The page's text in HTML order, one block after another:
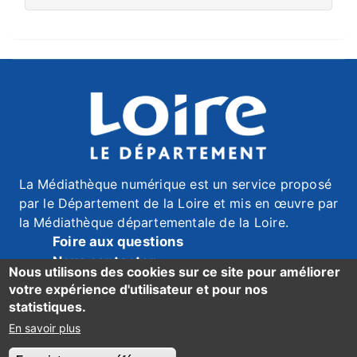
La Médiathèque numérique est un service proposé
par le Département de la Loire et mis en œuvre par
la Médiathèque départementale de la Loire.
Foire aux questions
Nous contacter
Mentions légales
Données personnelles
Accessibilité du site : mention de conformité ici
Nous utilisons des cookies sur ce site pour améliorer
votre expérience d'utilisateur et pour nos
statistiques.
En savoir plus